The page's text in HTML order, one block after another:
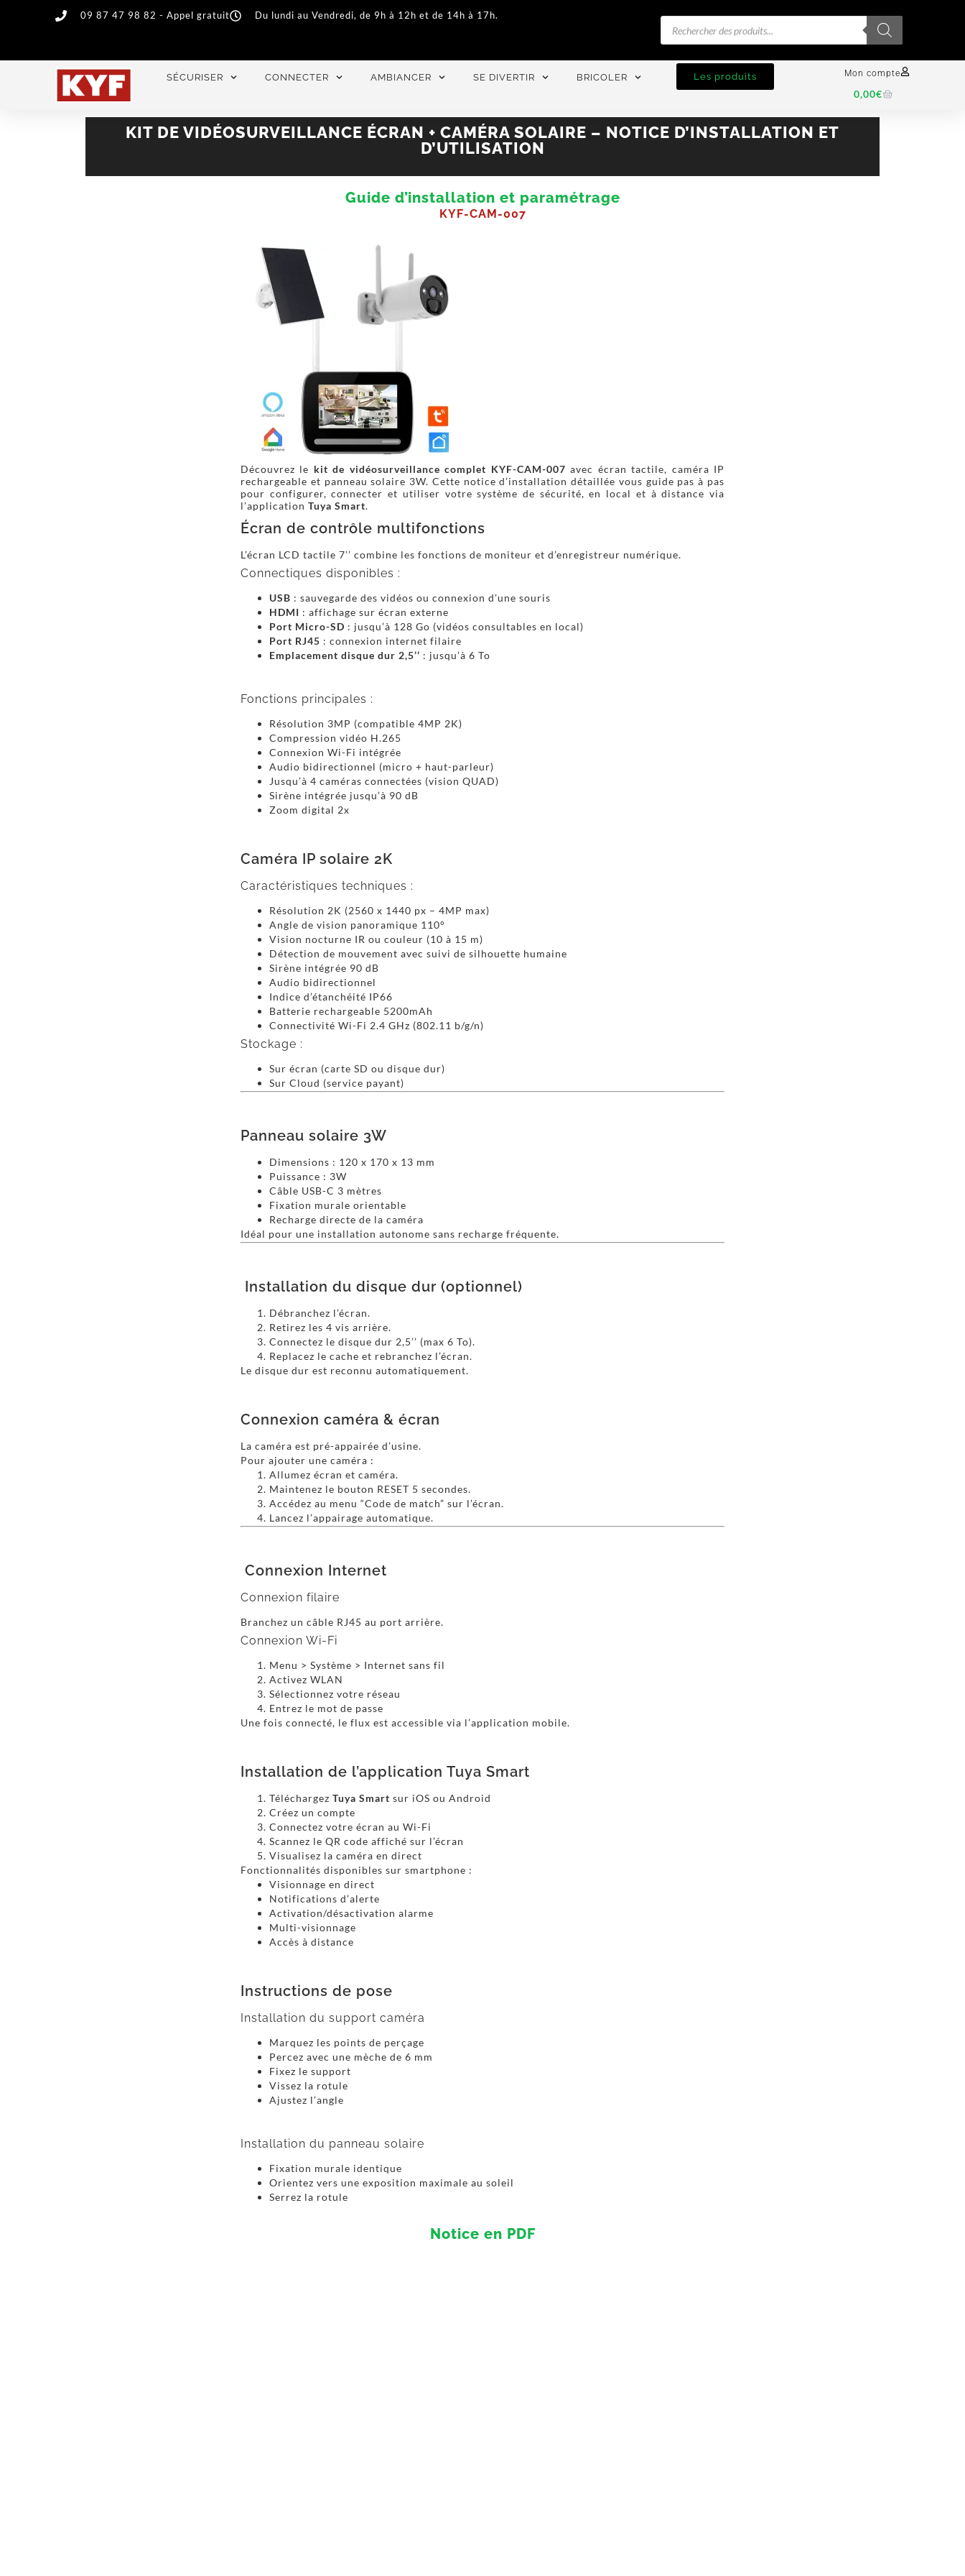
09 87 47 98 82 - Appel gratuit Du lundi au Vendredi, de 9h à 12h et de 14h à 17h.
SÉCURISER CONNECTER AMBIANCER SE DIVERTIR BRICOLER Les produits Mon compte
0,00€
KIT DE VIDÉOSURVEILLANCE ÉCRAN + CAMÉRA SOLAIRE – NOTICE D’INSTALLATION ET
D’UTILISATION
Guide d’installation et paramétrage
KYF-CAM-007
Découvrez le kit de vidéosurveillance complet KYF-CAM-007 avec écran tactile, caméra IP
rechargeable et panneau solaire 3W. Cette notice d’installation détaillée vous guide pas à pas
pour configurer, connecter et utiliser votre système de sécurité, en local et à distance via
l’application Tuya Smart.
Écran de contrôle multifonctions
L’écran LCD tactile 7’’ combine les fonctions de moniteur et d’enregistreur numérique.
Connectiques disponibles :
USB : sauvegarde des vidéos ou connexion d’une souris
HDMI : affichage sur écran externe
Port Micro-SD : jusqu’à 128 Go (vidéos consultables en local)
Port RJ45 : connexion internet filaire
Emplacement disque dur 2,5’’ : jusqu’à 6 To
Fonctions principales :
Résolution 3MP (compatible 4MP 2K)
Compression vidéo H.265
Connexion Wi-Fi intégrée
Audio bidirectionnel (micro + haut-parleur)
Jusqu’à 4 caméras connectées (vision QUAD)
Sirène intégrée jusqu’à 90 dB
Zoom digital 2x
Caméra IP solaire 2K
Caractéristiques techniques :
Résolution 2K (2560 x 1440 px – 4MP max)
Angle de vision panoramique 110°
Vision nocturne IR ou couleur (10 à 15 m)
Détection de mouvement avec suivi de silhouette humaine
Sirène intégrée 90 dB
Audio bidirectionnel
Indice d’étanchéité IP66
Batterie rechargeable 5200mAh
Connectivité Wi-Fi 2.4 GHz (802.11 b/g/n)
Stockage :
Sur écran (carte SD ou disque dur)
Sur Cloud (service payant)
Panneau solaire 3W
Dimensions : 120 x 170 x 13 mm
Puissance : 3W
Câble USB-C 3 mètres
Fixation murale orientable
Recharge directe de la caméra
Idéal pour une installation autonome sans recharge fréquente.
Installation du disque dur (optionnel)
Débranchez l’écran.
Retirez les 4 vis arrière.
Connectez le disque dur 2,5’’ (max 6 To).
Replacez le cache et rebranchez l’écran.
Le disque dur est reconnu automatiquement.
Connexion caméra & écran
La caméra est pré-appairée d’usine.
Pour ajouter une caméra :
Allumez écran et caméra.
Maintenez le bouton RESET 5 secondes.
Accédez au menu “Code de match” sur l’écran.
Lancez l’appairage automatique.
Connexion Internet
Connexion filaire
Branchez un câble RJ45 au port arrière.
Connexion Wi-Fi
Menu > Système > Internet sans fil
Activez WLAN
Sélectionnez votre réseau
Entrez le mot de passe
Une fois connecté, le flux est accessible via l’application mobile.
Installation de l’application Tuya Smart
Téléchargez Tuya Smart sur iOS ou Android
Créez un compte
Connectez votre écran au Wi-Fi
Scannez le QR code affiché sur l’écran
Visualisez la caméra en direct
Fonctionnalités disponibles sur smartphone :
Visionnage en direct
Notifications d’alerte
Activation/désactivation alarme
Multi-visionnage
Accès à distance
Instructions de pose
Installation du support caméra
Marquez les points de perçage
Percez avec une mèche de 6 mm
Fixez le support
Vissez la rotule
Ajustez l’angle
Installation du panneau solaire
Fixation murale identique
Orientez vers une exposition maximale au soleil
Serrez la rotule
Notice en PDF